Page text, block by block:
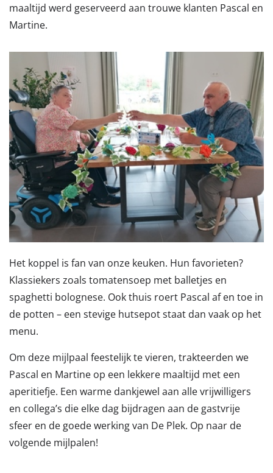
maaltijd werd geserveerd aan trouwe klanten Pascal en
Martine.
Het koppel is fan van onze keuken. Hun favorieten?
Klassiekers zoals tomatensoep met balletjes en
spaghetti bolognese. Ook thuis roert Pascal af en toe in
de potten – een stevige hutsepot staat dan vaak op het
menu.
Om deze mijlpaal feestelijk te vieren, trakteerden we
Pascal en Martine op een lekkere maaltijd met een
aperitiefje. Een warme dankjewel aan alle vrijwilligers
en collega’s die elke dag bijdragen aan de gastvrije
sfeer en de goede werking van De Plek. Op naar de
volgende mijlpalen!